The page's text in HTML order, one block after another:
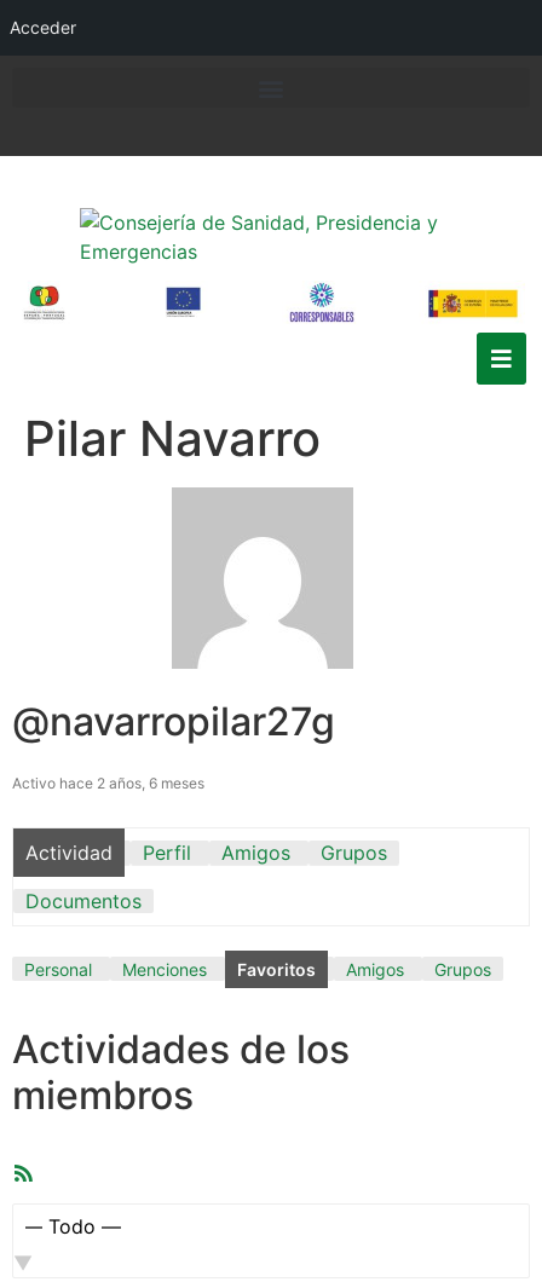
Acceder
Pilar Navarro
@navarropilar27g
Activo hace 2 años, 6 meses
Actividad Perfil Amigos
Grupos
Documentos
Personal Menciones Favoritos Amigos Grupos
Actividades de los
miembros
Mostrar: